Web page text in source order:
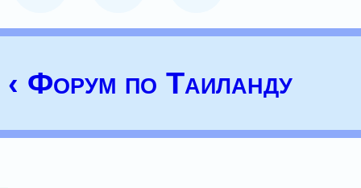
‹ Форум по Таиланду